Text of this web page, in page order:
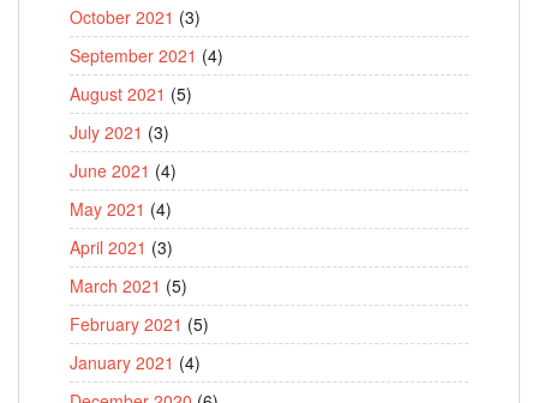
October 2021 (3)
September 2021 (4)
August 2021 (5)
July 2021 (3)
June 2021 (4)
May 2021 (4)
April 2021 (3)
March 2021 (5)
February 2021 (5)
January 2021 (4)